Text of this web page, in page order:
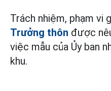
Trách nhiệm, phạm vi
Trưởng thôn được
việc mẫu của Ủy ban
khu.